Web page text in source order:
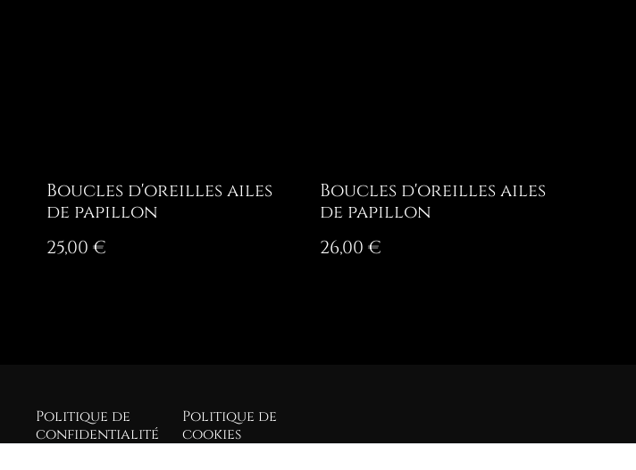
Boucles d'oreilles ailes
de papillon
25,00 €
Boucles d'oreilles ailes
de papillon
26,00 €
Politique de
confidentialité
Politique de
cookies